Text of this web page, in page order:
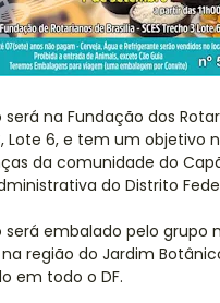
na Fundação dos
Lote 6, e tem um objetivo
da comunidade do
do Distrito
embalado pelo grupo
na região do Jardim
em todo o DF.